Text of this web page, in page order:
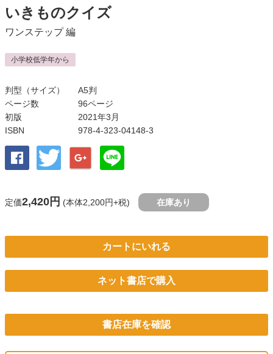
いきものクイズ
ワンステップ編
小学校低学年から
判型（サイズ）
A5判
ページ数
96ページ
初版
2021年3月
ISBN
978-4-323-04148-3
定価2,420円 (本体2,200円+税) 在庫あり
カートにいれる
ネット書店で購入
書店在庫を確認